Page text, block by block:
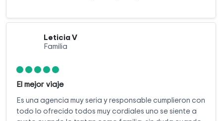
pueblo y la ciudadela inca estuvo muy bien organizado;
y me concentré en crear recuerdos inolvidables.
Leticia V
Familia
El mejor viaje
Es una agencia muy seria y responsable cumplieron con
todo lo ofrecido todos muy cordiales uno se siente a